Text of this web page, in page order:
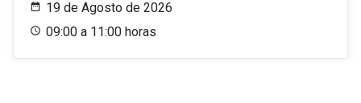
19 de Agosto de 2026
09:00 a 11:00 horas